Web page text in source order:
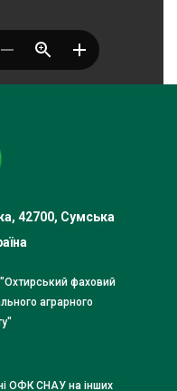
42700, Сумська
фаховий
аграрного
ОФК СНАУ на інших